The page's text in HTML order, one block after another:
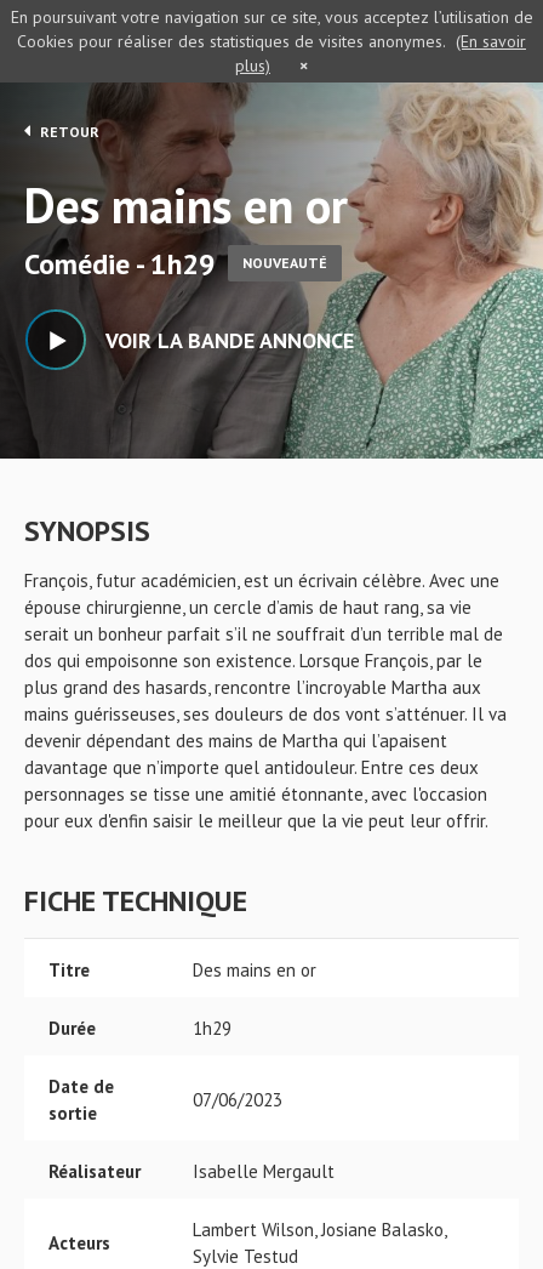
RETOUR
Des mains en or
Comédie - 1h29 NOUVEAUTÉ
VOIR LA BANDE ANNONCE
SYNOPSIS
François, futur académicien, est un écrivain célèbre. Avec une
épouse chirurgienne, un cercle d’amis de haut rang, sa vie
serait un bonheur parfait s’il ne souffrait d’un terrible mal de
dos qui empoisonne son existence. Lorsque François, par le
plus grand des hasards, rencontre l’incroyable Martha aux
mains guérisseuses, ses douleurs de dos vont s’atténuer. Il va
devenir dépendant des mains de Martha qui l’apaisent
davantage que n’importe quel antidouleur. Entre ces deux
personnages se tisse une amitié étonnante, avec l'occasion
pour eux d'enfin saisir le meilleur que la vie peut leur offrir.
FICHE TECHNIQUE
Titre Des mains en or
Durée 1h29
Date de
sortie
07/06/2023
Réalisateur Isabelle Mergault
Acteurs
Lambert Wilson, Josiane Balasko,
Sylvie Testud
En poursuivant votre navigation sur ce site, vous acceptez l’utilisation de
Cookies pour réaliser des statistiques de visites anonymes. (En savoir
plus)
×